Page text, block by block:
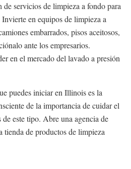
servicios de limpieza a fondo para
en equipos de limpieza a
embarrados, pisos aceitosos,
ante los empresarios.
en el mercado del lavado a presión
puedes iniciar en Illinois es la
de la importancia de cuidar el
este tipo. Abre una agencia de
tienda de productos de limpieza